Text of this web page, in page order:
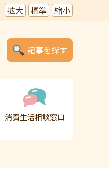
拡大 標準 縮小
記事を探す
消費生活相談窓口